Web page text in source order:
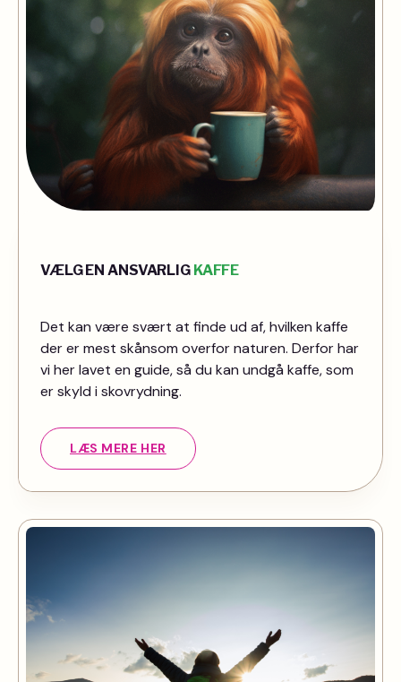
VÆLG EN ANSVARLIG KAFFE
Det kan være svært at finde ud af, hvilken kaffe
der er mest skånsom overfor naturen. Derfor har
vi her lavet en guide, så du kan undgå kaffe, som
er skyld i skovrydning.
LÆS MERE HER